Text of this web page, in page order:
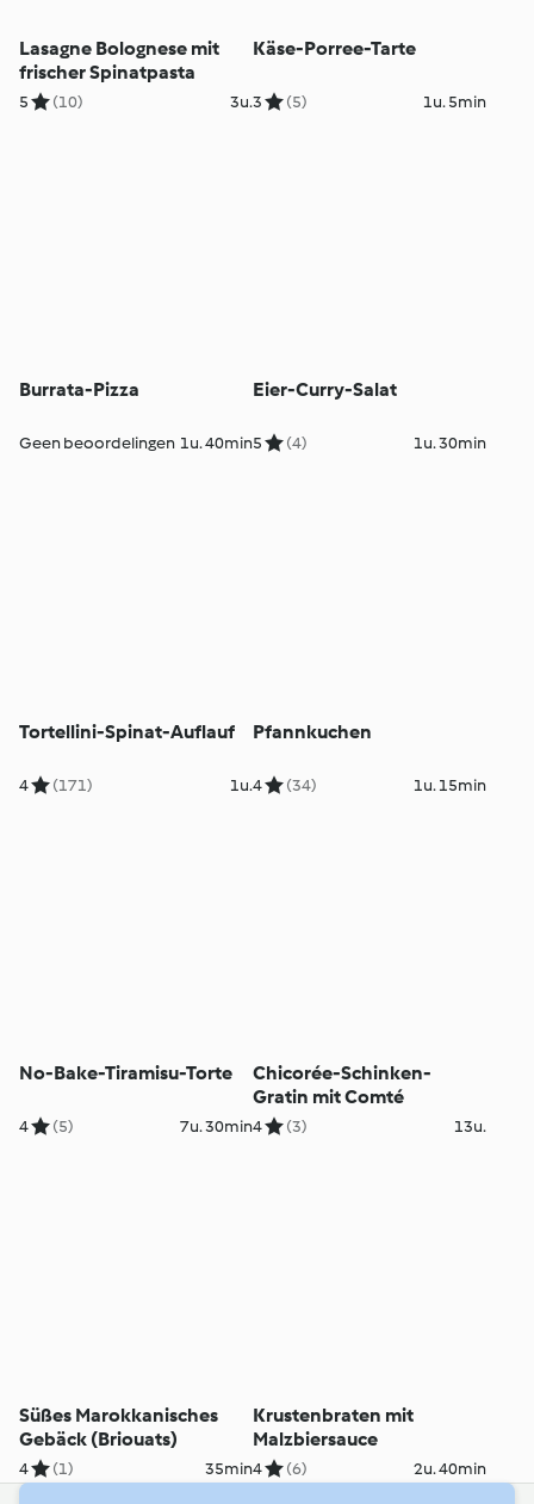
Lasagne Bolognese mit
frischer Spinatpasta
5 (10) 3u.
Käse-Porree-Tarte
3 (5) 1u. 5min
Burrata-Pizza
Geen beoordelingen 1u. 40min
Eier-Curry-Salat
5 (4) 1u. 30min
Tortellini-Spinat-Auflauf
4 (171) 1u.
Pfannkuchen
4 (34) 1u. 15min
No-Bake-Tiramisu-Torte
4 (5) 7u. 30min
Chicorée-Schinken-
Gratin mit Comté
4 (3) 13u.
Süßes Marokkanisches
Gebäck (Briouats)
4 (1) 35min
Krustenbraten mit
Malzbiersauce
4 (6) 2u. 40min